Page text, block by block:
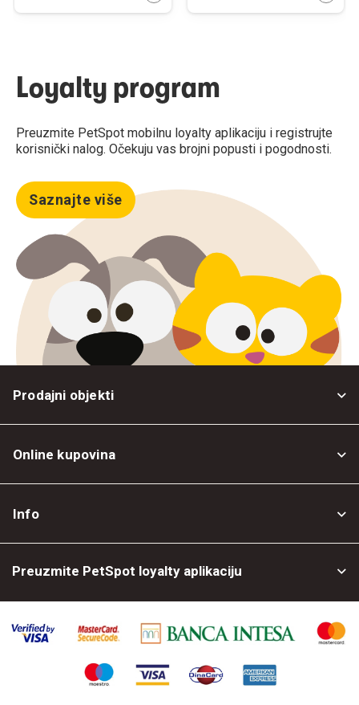
Loyalty program
Preuzmite PetSpot mobilnu loyalty aplikaciju i registrujte
korisnički nalog. Očekuju vas brojni popusti i pogodnosti.
Saznajte više
Prodajni objekti
Online kupovina
Info
Preuzmite PetSpot loyalty aplikaciju